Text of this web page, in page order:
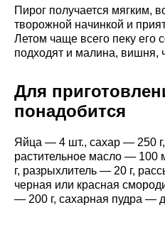
Пирог получается мягким,
творожной начинкой и
Летом чаще всего пеку его
подходят и малина, вишня,
Для
понадобится
Яйца — 4 шт., сахар — 250
растительное масло —
г, разрыхлитель — 20 г,
черная или красная
— 200 г, сахарная пудра —